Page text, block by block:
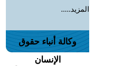
المزيد.....
وكالة أنباء حقوق
الإنسان